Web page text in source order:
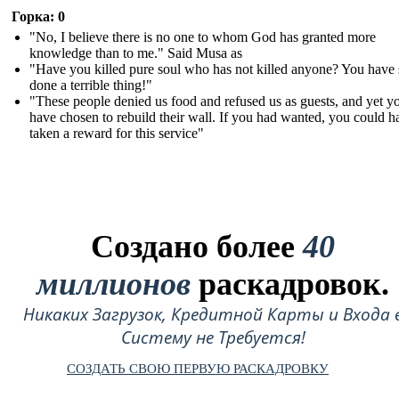
Горка: 0
"No, I believe there is no one to whom God has granted more
knowledge than to me." Said Musa as
"Have you killed pure soul who has not killed anyone? You have
done a terrible thing!"
"These people denied us food and refused us as guests, and yet
have chosen to rebuild their wall. If you had wanted, you could
taken a reward for this service"
Создано более40
миллионов раскадровок.
Никаких Загрузок, Кредитной Карты и Входа
Систему не Требуется!
СОЗДАТЬ СВОЮ ПЕРВУЮ РАСКАДРОВКУ